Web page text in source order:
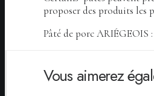
proposer des produits les
Pâté de porc ARIÉGEOIS
Vous aimerez